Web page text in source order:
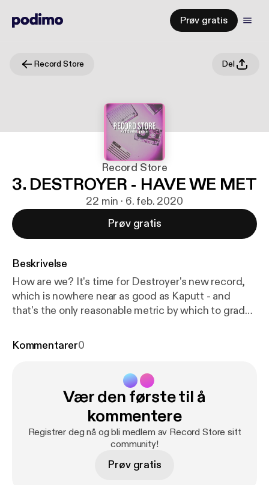
Prøv gratis
Record Store Del
Record Store
3. DESTROYER - HAVE WE MET
22 min · 6. feb. 2020
Prøv gratis
Beskrivelse
How are we? It's time for Destroyer's new record,
which is nowhere near as good as Kaputt - and
that's the only reasonable metric by which to grade
Kommentarer0
Vær den første til å
kommentere
Registrer deg nå og bli medlem av Record Store sitt
community!
Prøv gratis